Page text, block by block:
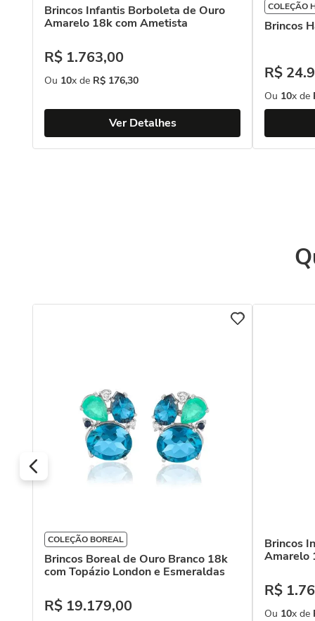
Brincos Infantis Borboleta de Ouro
Amarelo 18k com Ametista
R$ 1.763,00
Ou 10x de R$ 176,30
Ver Detalhes
COLEÇÃO
Brincos
R$ 24.
Ou 10x de
COLEÇÃO BOREAL
Brincos Boreal de Ouro Branco 18k
com Topázio London e Esmeraldas
R$ 19.179,00
Brincos
Amarelo
R$ 1.
Ou 10x de